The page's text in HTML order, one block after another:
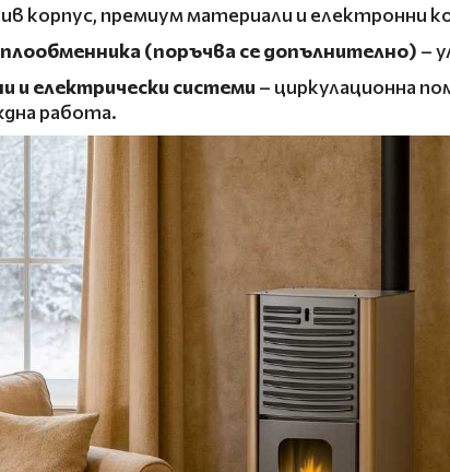
корпус, премиум материали и електронни
(поръчва се допълнително) –
и електрически системи – циркулационна
работа.